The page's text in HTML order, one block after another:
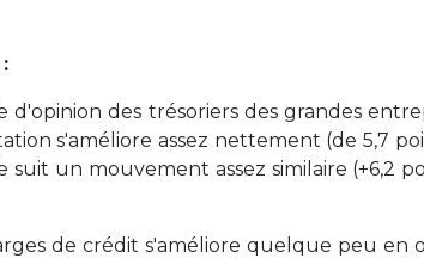
d'opinion des trésoriers des grandes
s'améliore assez nettement (de 5,7
suit un mouvement assez similaire (+6,2
de crédit s'améliore quelque peu en